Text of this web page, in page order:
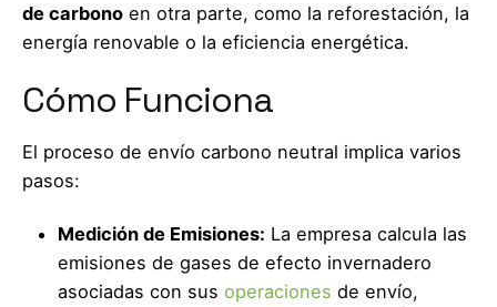
de carbono en otra parte, como la reforestación, la
energía renovable o la eficiencia energética.
Cómo Funciona
El proceso de envío carbono neutral implica varios
pasos:
Medición de Emisiones: La empresa calcula las
emisiones de gases de efecto invernadero
asociadas con sus operaciones de envío,